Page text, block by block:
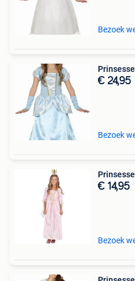
Bezoek
€ 24,95
Bezoek
€ 14,95
Bezoek